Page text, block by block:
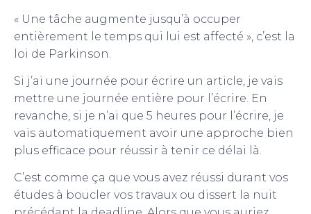
« Une tâche augmente jusqu’à occuper
entièrement le temps qui lui est affecté », c’est la
loi de Parkinson.
Si j’ai une journée pour écrire un article, je vais
mettre une journée entière pour l’écrire. En
revanche, si je n’ai que 5 heures pour l’écrire, je
vais automatiquement avoir une approche bien
plus efficace pour réussir à tenir ce délai là.
C’est comme ça que vous avez réussi durant vos
études à boucler vos travaux ou dissert la nuit